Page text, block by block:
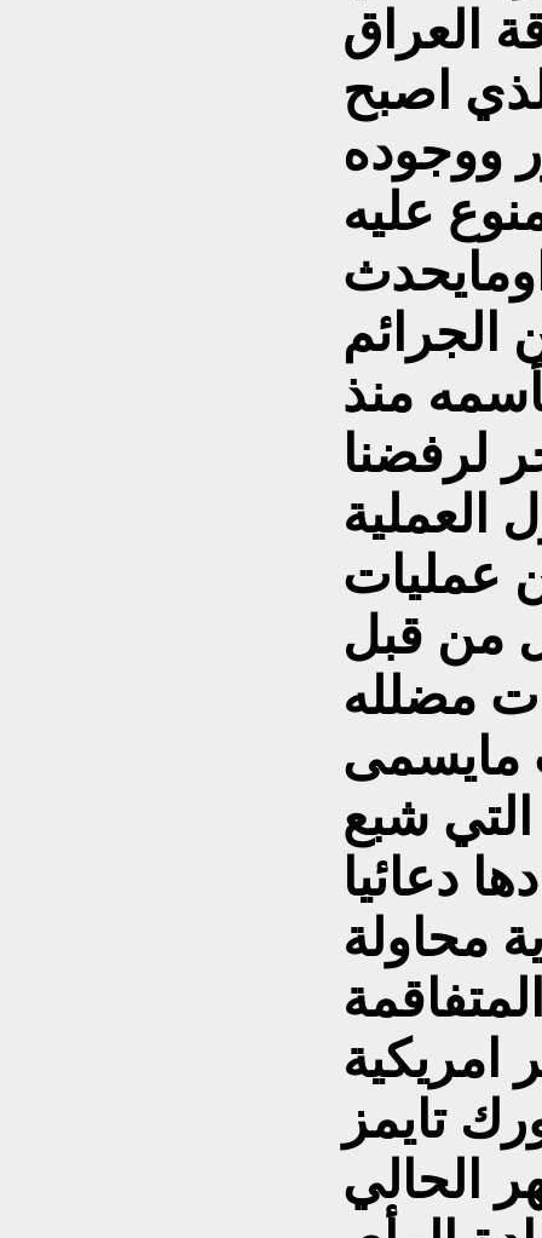
العراق
اصبح
ووجوده
عليه
الجرائم
منذ
لرفضنا
العملية
عمليات
من قبل
مضلله
مايسمى
شبع
دعائيا
محاولة
امريكية
تايمز
الشهر الحالي